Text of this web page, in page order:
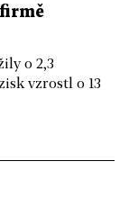
o 2,3
vzrostl o 13